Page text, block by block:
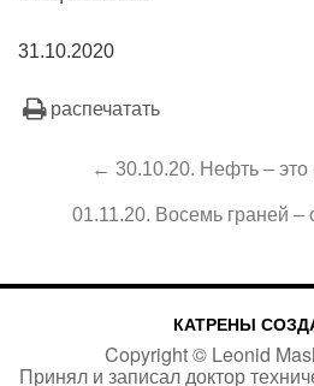
31.10.2020
распечатать
← 30.10.20. Нефть – это
01.11.20. Восемь граней
КАТРЕНЫ
Copyright © Leonid
Принял и записал доктор